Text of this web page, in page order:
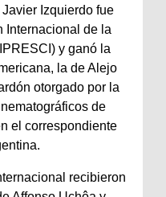
Izquierdo fue
Internacional de la
y ganó la
la de Alejo
otorgado por la
de
el correspondiente
recibieron